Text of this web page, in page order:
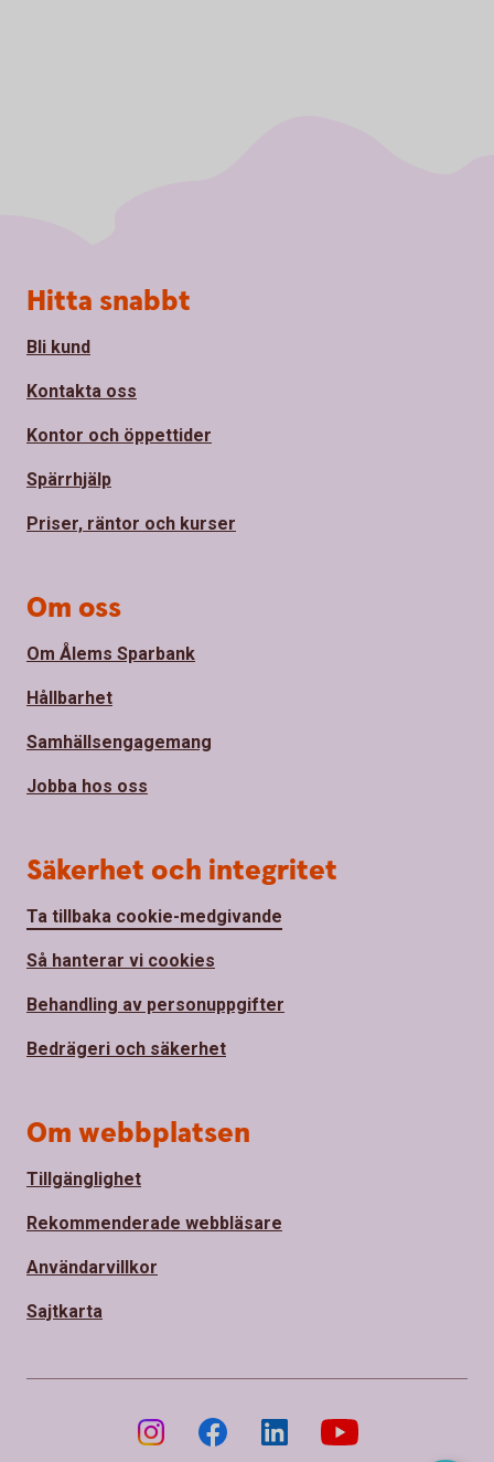
Sidfot
Hitta snabbt
Bli kund
Kontakta oss
Kontor och öppettider
Spärrhjälp
Priser, räntor och kurser
Om oss
Om Ålems Sparbank
Hållbarhet
Samhällsengagemang
Jobba hos oss
Säkerhet och integritet
Ta tillbaka cookie-medgivande
Så hanterar vi cookies
Behandling av personuppgifter
Bedrägeri och säkerhet
Om webbplatsen
Tillgänglighet
Rekommenderade webbläsare
Användarvillkor
Sajtkarta